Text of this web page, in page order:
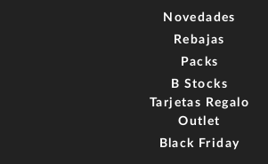
Novedades
Rebajas
Packs
B Stocks
Tarjetas Regalo
Outlet
Black Friday